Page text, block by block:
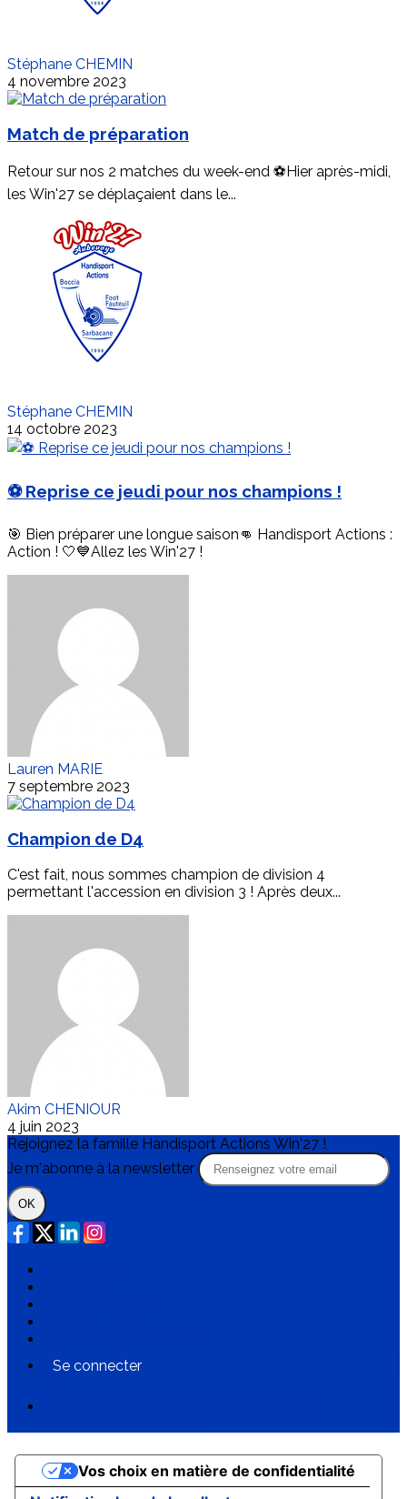
Stéphane CHEMIN
4 novembre 2023
Match de préparation
Retour sur nos 2 matches du week-end ⚽️Hier après-midi,
les Win'27 se déplaçaient dans le...
Stéphane CHEMIN
14 octobre 2023
⚽ Reprise ce jeudi pour nos champions !
🎯 Bien préparer une longue saison👊 Handisport Actions :
Action ! 🤍💙Allez les Win'27 !
Lauren MARIE
7 septembre 2023
Champion de D4
C'est fait, nous sommes champion de division 4
permettant l'accession en division 3 ! Après deux...
Akim CHENIOUR
4 juin 2023
Rejoignez la famille Handisport Actions Win'27 !
Je m'abonne à la newsletter
OK
Se connecter
Vos choix en matière de confidentialité